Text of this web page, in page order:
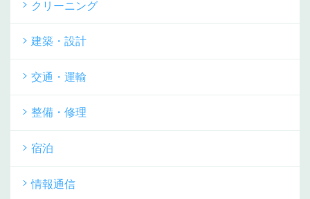
クリーニング
建築・設計
交通・運輸
整備・修理
宿泊
情報通信